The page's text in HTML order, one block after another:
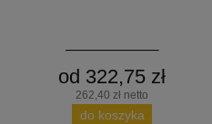
od 322,75 zł
262,40 zł netto
do koszyka